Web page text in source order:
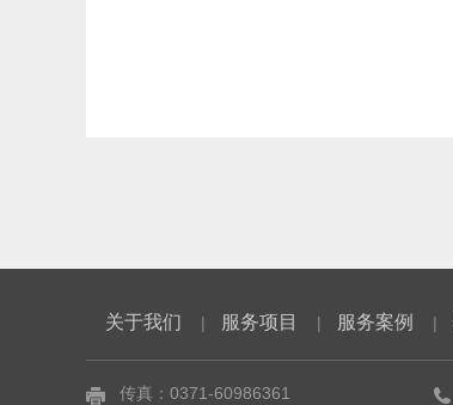
关于我们 | 服务项目 | 服务案例 |
传真：0371-60986361